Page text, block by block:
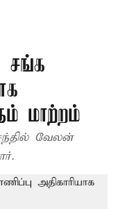
சங்க
மாற்றம்
வேலன்